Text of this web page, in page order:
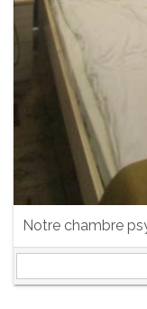
Notre chambre